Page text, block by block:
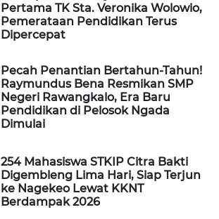
Pertama TK Sta. Veronika Wolowio,
Pemerataan Pendidikan Terus
Dipercepat
Pecah Penantian Bertahun-Tahun!
Raymundus Bena Resmikan SMP
Negeri Rawangkalo, Era Baru
Pendidikan di Pelosok Ngada
Dimulai
254 Mahasiswa STKIP Citra Bakti
Digembleng Lima Hari, Siap Terjun
ke Nagekeo Lewat KKNT
Berdampak 2026